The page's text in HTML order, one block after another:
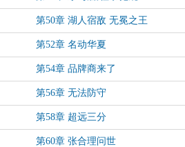
第50章 湖人宿敌 无冕之王
第52章 名动华夏
第54章 品牌商来了
第56章 无法防守
第58章 超远三分
第60章 张合理问世